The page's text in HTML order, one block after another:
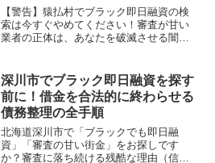
策
【警告】猿払村でブラック即日融資の検
索は今すぐやめてください！審査が甘い
業者の正体は、あなたを破滅させる闇金
村で違法業者を避け、借金地獄から抜け
出した方々の実体験と確実な解決策を完
全公開。
深川市でブラック即日融資を探す
前に！借金を合法的に終わらせる
債務整理の全手順
北海道深川市で「ブラックでも即日融
資」「審査の甘い街金」をお探しです
か？審査に落ち続ける残酷な理由（信用